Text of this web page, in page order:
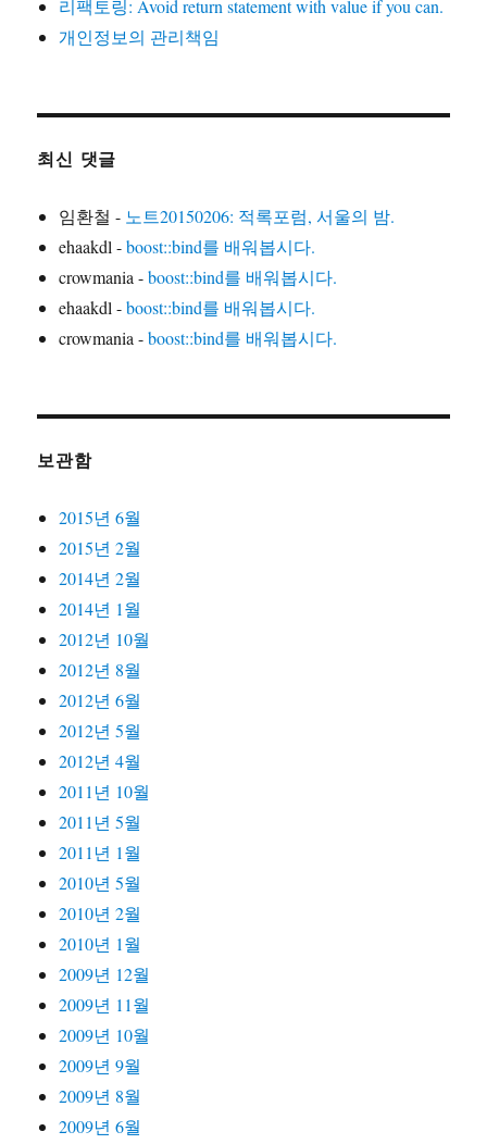
리팩토링: Avoid return statement with value if you can.
개인정보의 관리책임
최신 댓글
임환철 - 노트20150206: 적록포럼, 서울의 밤.
ehaakdl-boost::bind를 배워봅시다.
crowmania-boost::bind를 배워봅시다.
ehaakdl-boost::bind를 배워봅시다.
crowmania-boost::bind를 배워봅시다.
보관함
2015년 6월
2015년 2월
2014년 2월
2014년 1월
2012년 10월
2012년 8월
2012년 6월
2012년 5월
2012년 4월
2011년 10월
2011년 5월
2011년 1월
2010년 5월
2010년 2월
2010년 1월
2009년 12월
2009년 11월
2009년 10월
2009년 9월
2009년 8월
2009년 6월